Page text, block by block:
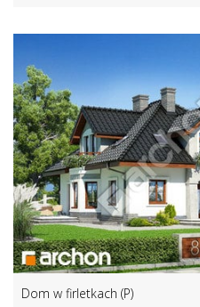
Dom w firletkach (P)